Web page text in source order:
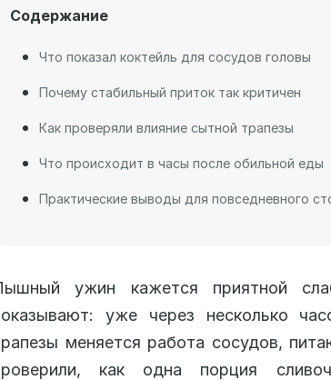
Содержание
Что показал коктейль для сосудов головы
Почему стабильный приток так критичен
Как проверяли влияние сытной трапезы
Что происходит в часы после обильной еды
Практические выводы для повседневного
ужин кажется приятной
уже через несколько
меняется работа сосудов,
как одна порция